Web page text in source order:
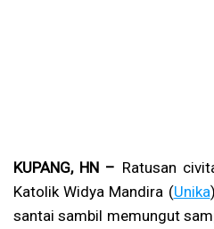
KUPANG, HN – Ratusan
Katolik Widya Mandira (Unika
santai sambil memungut